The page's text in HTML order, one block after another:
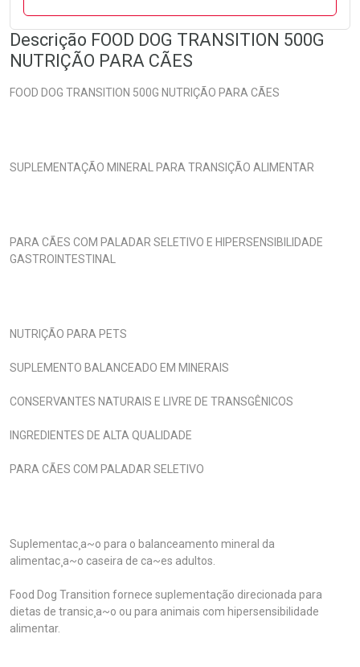
Descrição FOOD DOG TRANSITION 500G
NUTRIÇÃO PARA CÃES
FOOD DOG TRANSITION 500G NUTRIÇÃO PARA CÃES
SUPLEMENTAÇÃO MINERAL PARA TRANSIÇÃO ALIMENTAR
PARA CÃES COM PALADAR SELETIVO E HIPERSENSIBILIDADE
GASTROINTESTINAL
NUTRIÇÃO PARA PETS
SUPLEMENTO BALANCEADO EM MINERAIS
CONSERVANTES NATURAIS E LIVRE DE TRANSGÊNICOS
INGREDIENTES DE ALTA QUALIDADE
PARA CÃES COM PALADAR SELETIVO
Suplementac¸a~o para o balanceamento mineral da
alimentac¸a~o caseira de ca~es adultos.
Food Dog Transition fornece suplementação direcionada para
dietas de transic¸a~o ou para animais com hipersensibilidade
alimentar.